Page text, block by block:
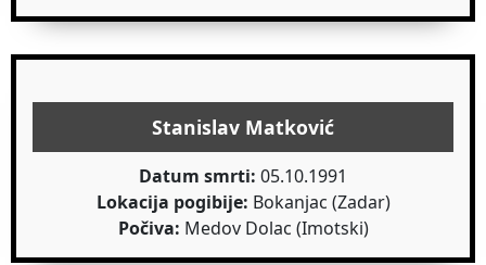
Stanislav Matković
Datum smrti: 05.10.1991
Lokacija pogibije: Bokanjac (Zadar)
Počiva: Medov Dolac (Imotski)